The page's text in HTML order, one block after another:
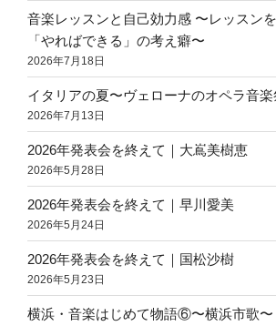
の
ラ
ン
チ
と
公
園”
の
音楽レッスンと自己効力感 〜レッスン
「やればできる」の考え癖〜
2026年7月18日
イタリアの夏〜ヴェローナのオペラ音楽
2026年7月13日
2026年発表会を終えて｜大嶌美樹恵
2026年5月28日
2026年発表会を終えて｜早川愛美
2026年5月24日
2026年発表会を終えて｜国松沙樹
2026年5月23日
横浜・音楽はじめて物語⑥〜横浜市歌〜